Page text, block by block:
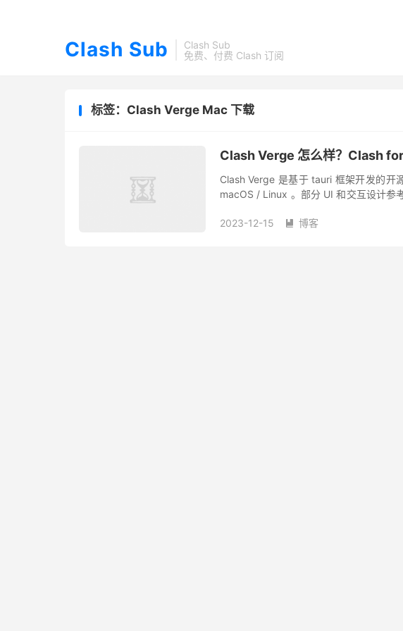
Clash Sub
Clash Sub
免费、付费 Clash 订阅
标签：Clash Verge Mac 下载
Clash Verge 怎么样？Clash
Clash Verge 是基于 tauri 框架开发的开
macOS / Linux 。部分 UI 和交互设计参
2023-12-15  博客